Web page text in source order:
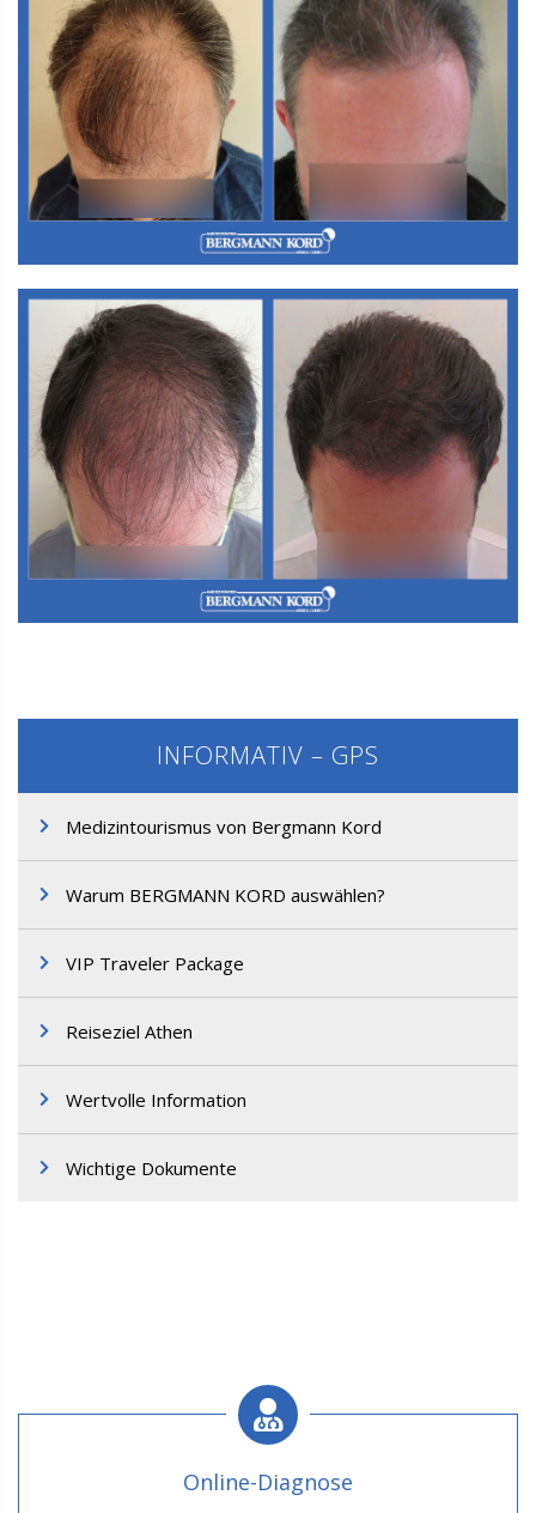
M3. FUT-Haartransplantation
M3. FUT-Haartransplantation
INFORMATIV – GPS
Medizintourismus von Bergmann Kord
Warum BERGMANN KORD auswählen?
VIP Traveler Package
Reiseziel Athen
Wertvolle Information
Wichtige Dokumente
Online-Diagnose